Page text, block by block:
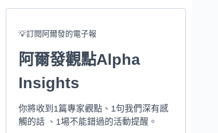
💡訂閱阿爾發的電子報
阿爾發觀點Alpha
Insights
你將收到1篇專家觀點、1句我們深有感
觸的話 、1場不能錯過的活動提醒。